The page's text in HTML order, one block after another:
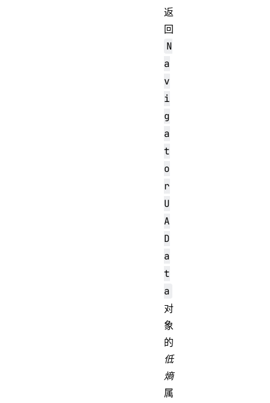
返
回
N
a
v
i
g
a
t
o
r
U
A
D
a
t
a
对
象
的
低
熵
属